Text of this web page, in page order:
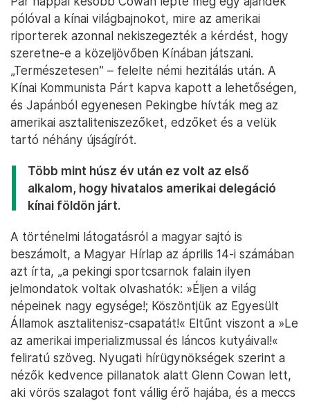
pólóval a kínai világbajnokot, mire az amerikai
riporterek azonnal nekiszegezték a kérdést, hogy
szeretne-e a közeljövőben Kínában játszani.
„Természetesen” – felelte némi hezitálás után. A
Kínai Kommunista Párt kapva kapott a lehetőségen,
és Japánból egyenesen Pekingbe hívták meg az
amerikai asztaliteniszezőket, edzőket és a velük
tartó néhány újságírót.
Több mint húsz év után ez volt az első
alkalom, hogy hivatalos amerikai delegáció
kínai földön járt.
A történelmi látogatásról a magyar sajtó is
beszámolt, a Magyar Hírlap az április 14-i számában
azt írta, „a pekingi sportcsarnok falain ilyen
jelmondatok voltak olvashatók: »Éljen a világ
népeinek nagy egysége!; Köszöntjük az Egyesült
Államok asztalitenisz-csapatát!«️ Eltűnt viszont a »Le
az amerikai imperializmussal és láncos kutyáival!«️
feliratú szöveg. Nyugati hírügynökségek szerint a
nézők kedvence pillanatok alatt Glenn Cowan lett,
aki vörös szalagot font vállig érő hajába, és a meccs